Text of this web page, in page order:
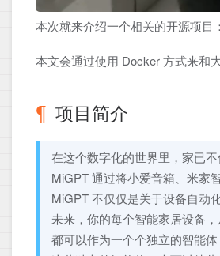
本次就来介绍一个相关的开源项目
本文会通过使用 Docker 方式来和
项目简介
在这个数字化的世界里，家已
MiGPT 通过将小爱音箱、米家
MiGPT 不仅仅是关于设备自动
未来，你的每个智能家居设备
都可以作为一个个独立的智能